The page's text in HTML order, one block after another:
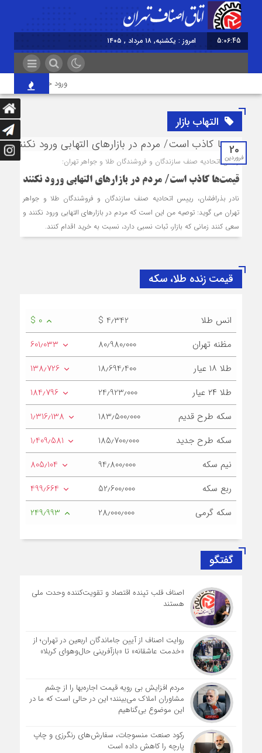
5:06:45 امروز : یکشنبه, ۱۸ مرداد , ۱۴۰۵
ورود حیوانات خانگی
التهاب بازار
20
فروردین
رئیس اتحادیه صنف سازندگان و فروشندگان طلا و جواهر تهران:
قیمت‌ها کاذب است/ مردم در بازارهای التهابی ورود نکنند
نادر بذرافشان، رییس اتحادیه صنف سازندگان و فروشندگان طلا و جواهر
تهران می گوید: توصیه من این است که مردم در بازارهای التهابی ورود نکنند و
سعی کنند زمانی که بازار، ثبات نسبی دارد، نسبت به خرید اقدام کنند.
قیمت زنده طلا، سکه
انس طلا $ 4٫342
$ 0
مظنه تهران
80٫980٫000
601٫033
طلا ۱۸ عیار
18٫694٫400
138٫726
طلا ۲۴ عیار
24٫923٫000
184٫796
سکه طرح قدیم
183٫500٫000
1٫316٫138
سکه طرح جدید
185٫700٫000
1٫409٫581
نیم سکه
94٫800٫000
805٫104
ربع سکه
52٫600٫000
499٫664
سکه گرمی
28٫000٫000 249٫993
گفتگو
اصناف قلب تپنده اقتصاد و تقویت‌کننده وحدت ملی
هستند
روایت اصناف از آیین جاماندگان اربعین در تهران؛ از
«خدمت عاشقانه» تا «بازآفرینی حال‌وهوای کربلا»
مردم افزایش بی رویه قیمت اجاره‌بها را از چشم
مشاوران املاک می‌بینند؛ این در حالی است که ما در
این موضوع بی‌گناهیم
رکود صنعت منسوجات، سفارش‌های رنگرزی و چاپ
پارچه را کاهش داده است